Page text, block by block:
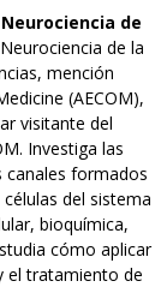
de
de la
mención
(AECOM),
visitante del
Investiga las
canales formados
del sistema
bioquímica,
cómo aplicar
el tratamiento de